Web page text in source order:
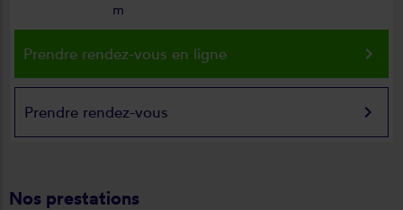
m
Prendre rendez-vous en ligne keyboard_arrow_right
Prendre rendez-vous keyboard_arrow_right
Nos prestations